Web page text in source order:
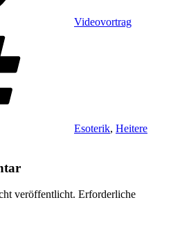
Videovortrag
Esoterik, Heitere
veröffentlicht. Erforderliche